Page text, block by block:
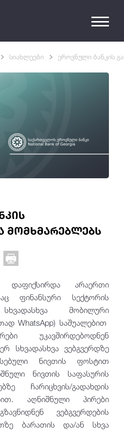
სიახლეები ეროვნული ბანკის
მომხმარებლებს
არაერთი
ფინანსური სექტორის
მობილური
WhatsApp) საშუალებით
უკავშირდებოდნენ
სხვადასხვა ვებგვერდზე
ნივთის ფოსტით
ნივთის საფასურის
ჩარიცხვის/გადახდის
აღნიშნული პირები
ვებგვერდების
ბარათის და/ან სხვა